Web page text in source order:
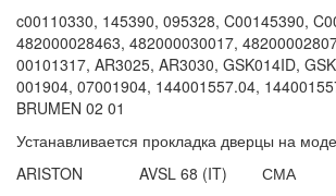
c00110330, 145390, 095328, C00145390,
482000028463, 482000030017,
00101317, AR3025, AR3030, GSK014ID,
001904, 07001904, 144001557.04,
BRUMEN 02 01
Устанавливается прокладка дверцы на
ARISTON AVSL 68 (IT) СМА